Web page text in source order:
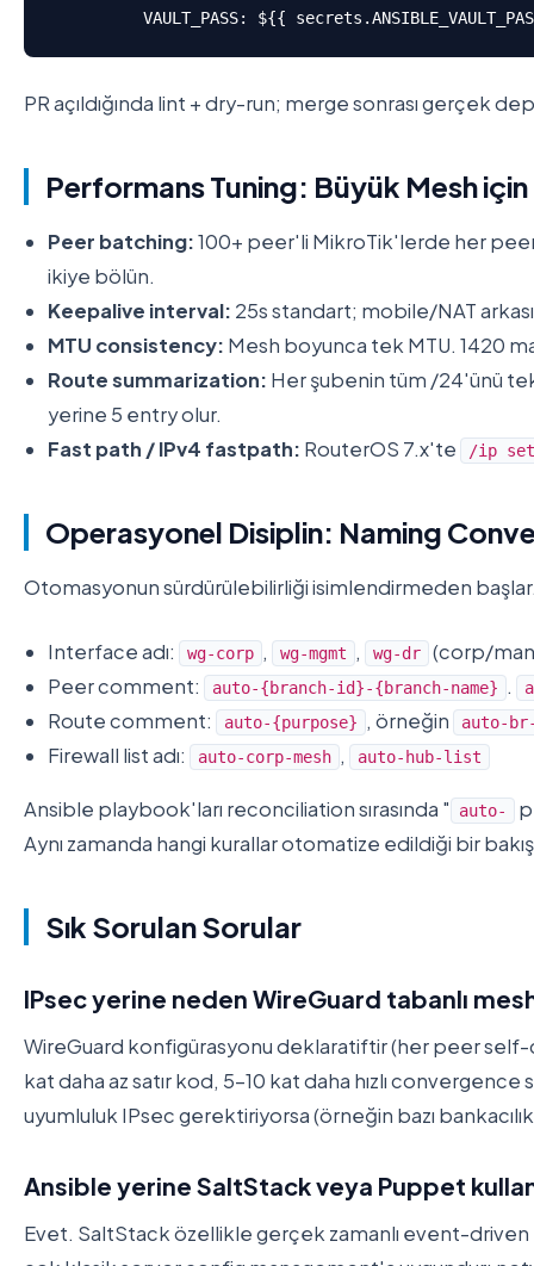
VAULT_PASS: ${{
PR açıldığında lint + dry-run; merge sonrası
Performans Tuning: Büyük Mesh
Peer batching:100+ peer'li MikroTik'lerde her
ikiye bölün.
Keepalive interval: 25s standart; mobile/NAT
MTU consistency: Mesh boyunca tek MTU. 1420
Route summarization: Her şubenin tüm /24'ünü
yerine 5 entry olur.
Fast path / IPv4 fastpath: RouterOS 7.x'te /ip
Operasyonel Disiplin: Naming
Otomasyonun sürdürülebilirliği isimlendirmeden
Interface adı: wg-corp , wg-mgmt , wg-dr
(corp/
Peer comment:
auto-{branch-id}-{branch-name} .
Route comment: auto-{purpose} , örneğin auto-
Firewall list adı: auto-corp-mesh , auto-hub-list
Ansible playbook'ları reconciliation sırasında " auto-
Aynı zamanda hangi kurallar otomatize edildiği bir
Sık Sorulan Sorular
IPsec yerine neden WireGuard tabanlı
WireGuard konfigürasyonu deklaratiftir (her peer
kat daha az satır kod, 5-10 kat daha hızlı
uyumluluk IPsec gerektiriyorsa (örneğin bazı
Ansible yerine SaltStack veya Puppet
Evet. SaltStack özellikle gerçek zamanlı event-